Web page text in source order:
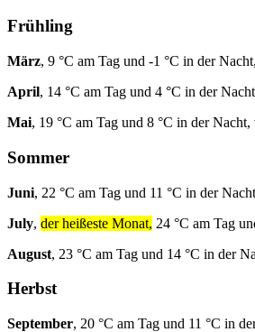
Frühling
März, 9 °C am Tag und -1 °C in der
April, 14 °C am Tag und 4 °C in der
Mai, 19 °C am Tag und 8 °C in der
Sommer
Juni, 22 °C am Tag und 11 °C in der
July, der heißeste Monat, 24 °C am Tag
August, 23 °C am Tag und 14 °C in der
Herbst
September, 20 °C am Tag und 11 °C in